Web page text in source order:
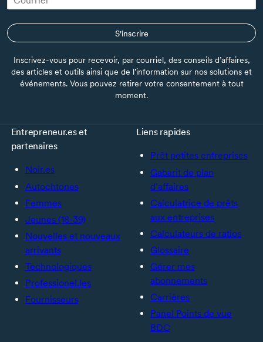
S'inscrire
Inscrivez-vous pour recevoir, par courriel, des conseils d’affaires,
des articles et outils ainsi que de l’information sur nos solutions et
événements. Vous pouvez retirer votre consentement à tout
moment.
Entrepreneur.es et
partenaires
Noir.es
Autochtones
Femmes
Jeunes (18-39)
Nouvelles et nouveaux
arrivants
Technologiques
Professionel.les
Fournisseurs
Liens rapides
Prêt petites entreprises
Gabarit de plan
d’affaires
Calculatrice de prêts
aux entreprises
Calculateurs de ratios
Glossaire
Gérer mes
abonnements
Carrières
Panel Points de vue
BDC